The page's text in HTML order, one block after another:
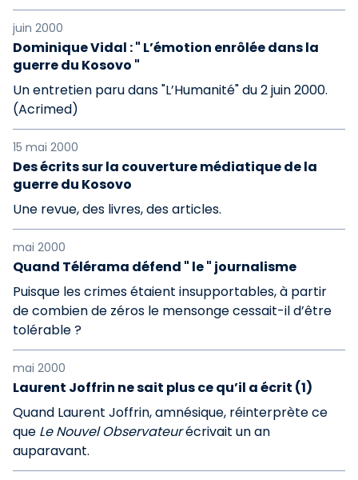
juin 2000
Dominique Vidal : " L’émotion enrôlée dans la
guerre du Kosovo "
Un entretien paru dans "L’Humanité" du 2 juin 2000.
(Acrimed)
15 mai 2000
Des écrits sur la couverture médiatique de la
guerre du Kosovo
Une revue, des livres, des articles.
mai 2000
Quand Télérama défend " le " journalisme
Puisque les crimes étaient insupportables, à partir
de combien de zéros le mensonge cessait-il d’être
tolérable ?
mai 2000
Laurent Joffrin ne sait plus ce qu’il a écrit (1)
Quand Laurent Joffrin, amnésique, réinterprète ce
que Le Nouvel Observateurécrivait un an
auparavant.